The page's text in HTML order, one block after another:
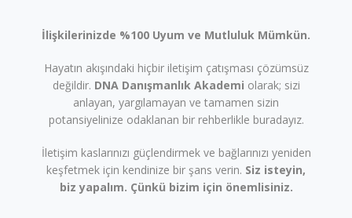
İlişkilerinizde %100 Uyum ve Mutluluk Mümkün.
Hayatın akışındaki hiçbir iletişim çatışması çözümsüz
değildir. DNA Danışmanlık Akademi olarak; sizi
anlayan, yargılamayan ve tamamen sizin
potansiyelinize odaklanan bir rehberlikle buradayız.
İletişim kaslarınızı güçlendirmek ve bağlarınızı yeniden
keşfetmek için kendinize bir şans verin. Siz isteyin,
biz yapalım. Çünkü bizim için önemlisiniz.